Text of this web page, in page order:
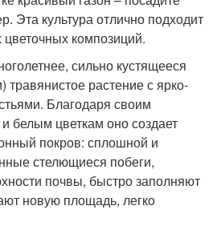
Эта культура отлично подходит
композиций.
сильно кустящееся
травянистое растение с ярко-
Благодаря своим
белым цветкам оно создает
покров: сплошной и
стелющиеся побеги,
почвы, быстро заполняют
новую площадь, легко